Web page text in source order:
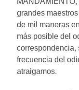
grandes
de mil maneras
más posible del
correspondencia,
frecuencia del
atraigamos.